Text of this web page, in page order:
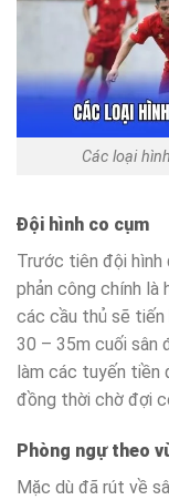
Các loại
Đội hình co cụm
Trước tiên đội
phản công chính là
các cầu thủ sẽ
30 – 35m cuối sân
làm các tuyến tiền
đồng thời chờ đợi
Phòng ngự theo
Mặc dù đã rút về